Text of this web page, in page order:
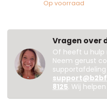
Op voorraad
Vragen over
Of heeft u hulp
Neem gerust
supportafdeling
8125. Wij